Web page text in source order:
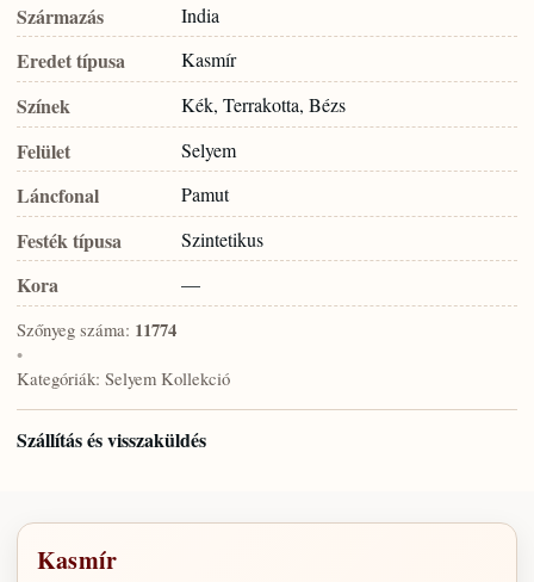
Származás India
Eredet típusa Kasmír
Színek Kék, Terrakotta, Bézs
Felület Selyem
Láncfonal Pamut
Festék típusa Szintetikus
Kora —
Szőnyeg száma: 11774
•
Kategóriák: Selyem Kollekció
Szállítás és visszaküldés
Kasmír